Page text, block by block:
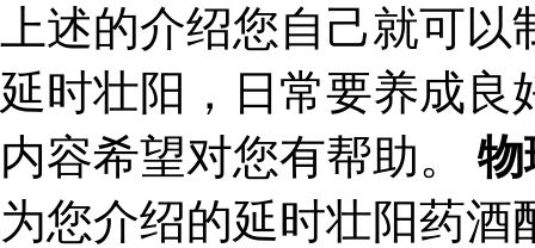
上述的介绍您自己就可
延时壮阳，日常要养成良
内容希望对您有帮助。 物
为您介绍的延时壮阳药